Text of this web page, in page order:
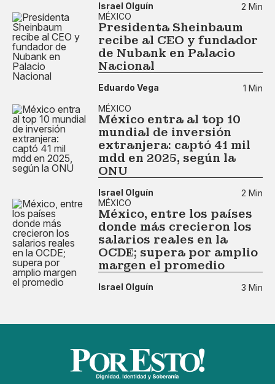
Israel Olguín
2 Min
MÉXICO
Presidenta Sheinbaum
recibe al CEO y fundador
de Nubank en Palacio
Nacional
Eduardo Vega
1 Min
MÉXICO
México entra al top 10
mundial de inversión
extranjera: captó 41 mil
mdd en 2025, según la
ONU
Israel Olguín
2 Min
MÉXICO
México, entre los países
donde más crecieron los
salarios reales en la
OCDE; supera por amplio
margen el promedio
Israel Olguín 3 Min